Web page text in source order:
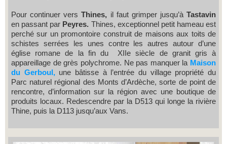
Pour continuer versThines, il faut grimper jusqu’à Tastavin
en passant par Peyres. Thines, exceptionnel petit hameau est
perché sur un promontoire construit de maisons aux toits de
schistes serrées les unes contre les autres autour d’une
église romane de la fin du XIIe siècle de granit gris à
appareillage de grès polychrome. Ne pas manquer la Maison
du Gerboul,une bâtisse à l’entrée du village propriété du
Parc naturel régional des Monts d’Ardèche, sorte de point de
rencontre, d’information sur la région avec une boutique de
produits locaux. Redescendre par la D513 qui longe la rivière
Thine, puis la D113 jusqu’aux Vans.